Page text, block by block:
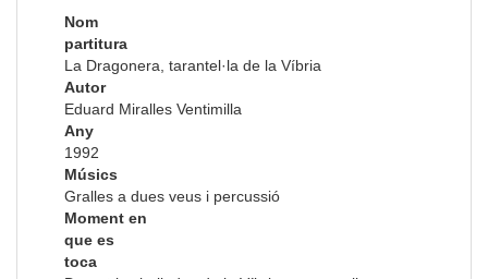
Nom
partitura
La Dragonera, tarantel·la de la Víbria
Autor
Eduard Miralles Ventimilla
Any
1992
Músics
Gralles a dues veus i percussió
Moment en
que es
toca